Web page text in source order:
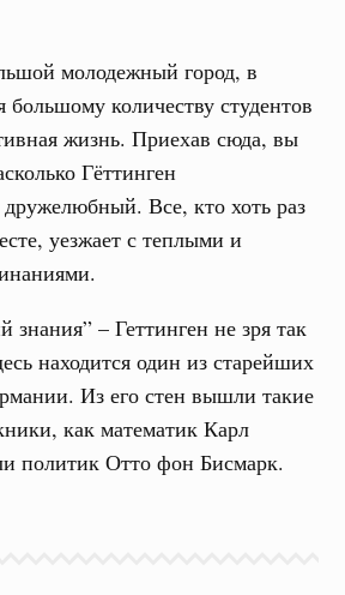
молодежный город, в
большому количеству студентов
жизнь. Приехав сюда, вы
Гёттинген
Все, кто хоть раз
уезжает с теплыми и
знания” – Геттинген не зря так
находится один из старейших
Из его стен вышли такие
как математик Карл
политик Отто фон Бисмарк.